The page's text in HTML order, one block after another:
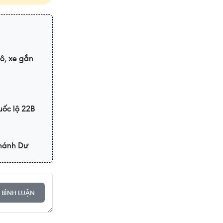
xe gắn
lộ 22B
Dư
LUẬN